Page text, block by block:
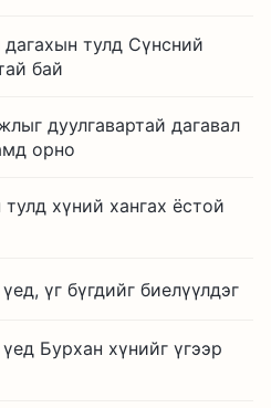
тулд Сүнсний
бай
дуулгавартай дагавал
орно
хүний хангах ёстой
үг бүгдийг биелүүлдэг
Бурхан хүнийг үгээр